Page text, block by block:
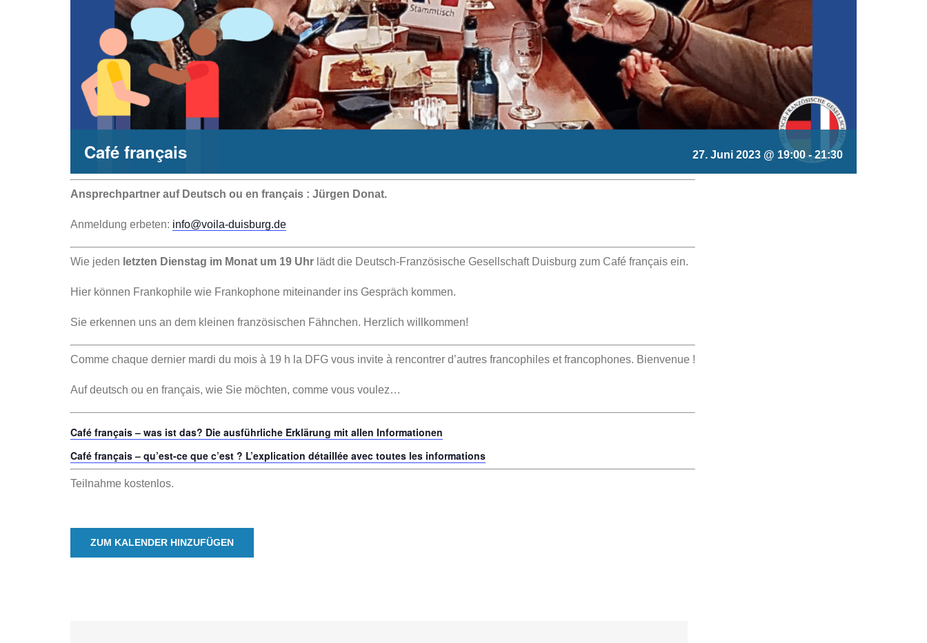
Café français 27. Juni 2023 @ 19:00-21:30
Ansprechpartner auf Deutsch ou en français : Jürgen Donat.
Anmeldung erbeten: info@voila-duisburg.de
Wie jeden letzten Dienstag im Monat um 19 Uhrlädt die Deutsch-Französische Gesellschaft Duisburg zum Café français ein.
Hier können Frankophile wie Frankophone miteinander ins Gespräch kommen.
Sie erkennen uns an dem kleinen französischen Fähnchen. Herzlich willkommen!
Comme chaque dernier mardi du mois à 19 h la DFG vous invite à rencontrer d’autres francophiles et francophones. Bienvenue !
Auf deutsch ou en français, wie Sie möchten, comme vous voulez…
Café français – was ist das? Die ausführliche Erklärung mit allen Informationen
Café français – qu’est-ce que c’est ? L’explication détaillée avec toutes les informations
Teilnahme kostenlos.
ZUM KALENDER HINZUFÜGEN